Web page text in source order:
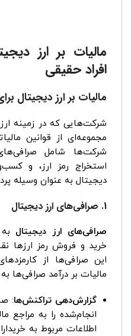
مالیات بر ارز
افراد حقیقی
مالیات بر ارز دیجیتال
شرکت‌هایی که در زمینه
مجموعه‌ای از قوانین
شرکت‌ها شامل
استخراج رمز ارز، و
دیجیتال به عنوان وسیله
1. صرافی‌های ارز دیجیتال
صرافی‌های ارز دیجیتال
خرید و فروش رمز ارزها
این صرافی‌ها از
مالیات بر درآمد صرافی‌ها
گزارش‌دهی تراکنش‌ها:
انجام‌شده را به مراجع
اطلاعات مربوط به